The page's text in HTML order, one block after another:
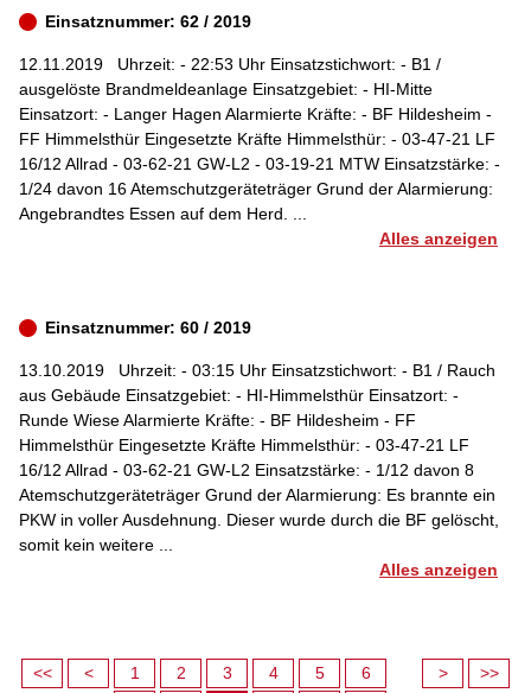
Einsatznummer: 62 / 2019
12.11.2019 Uhrzeit: - 22:53 Uhr Einsatzstichwort: - B1 /
ausgelöste Brandmeldeanlage Einsatzgebiet: - HI-Mitte
Einsatzort: - Langer Hagen Alarmierte Kräfte: - BF Hildesheim -
FF Himmelsthür Eingesetzte Kräfte Himmelsthür: - 03-47-21 LF
16/12 Allrad - 03-62-21 GW-L2 - 03-19-21 MTW Einsatzstärke: -
1/24 davon 16 Atemschutzgeräteträger Grund der Alarmierung:
Angebrandtes Essen auf dem Herd. ...
Alles anzeigen
Einsatznummer: 60 / 2019
13.10.2019 Uhrzeit: - 03:15 Uhr Einsatzstichwort: - B1 / Rauch
aus Gebäude Einsatzgebiet: - HI-Himmelsthür Einsatzort: -
Runde Wiese Alarmierte Kräfte: - BF Hildesheim - FF
Himmelsthür Eingesetzte Kräfte Himmelsthür: - 03-47-21 LF
16/12 Allrad - 03-62-21 GW-L2 Einsatzstärke: - 1/12 davon 8
Atemschutzgeräteträger Grund der Alarmierung: Es brannte ein
PKW in voller Ausdehnung. Dieser wurde durch die BF gelöscht,
somit kein weitere ...
Alles anzeigen
<< < 1 2 3 4 5
6
> >>